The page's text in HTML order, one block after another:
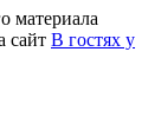
материала
сайт В гостях у